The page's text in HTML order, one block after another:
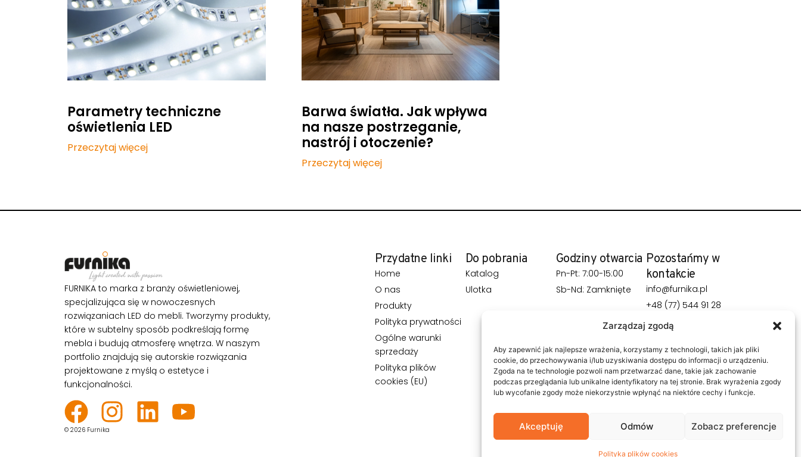
Zarządzaj zgodą
Aby zapewnić jak najlepsze wrażenia, korzystamy z technologii, takich jak pliki
cookie, do przechowywania i/lub uzyskiwania dostępu do informacji o urządzeniu.
Zgoda na te technologie pozwoli nam przetwarzać dane, takie jak zachowanie
podczas przeglądania lub unikalne identyfikatory na tej stronie. Brak wyrażenia zgody
lub wycofanie zgody może niekorzystnie wpłynąć na niektóre cechy i funkcje.
Akceptuję Odmów Zobacz preferencje
Polityka plików cookies
Parametry techniczne
oświetlenia LED
Przeczytaj więcej
Barwa światła. Jak wpływa
na nasze postrzeganie,
nastrój i otoczenie?
Przeczytaj więcej
FURNIKA to marka z branży oświetleniowej,
specjalizująca się w nowoczesnych
rozwiązaniach LED do mebli. Tworzymy produkty,
które w subtelny sposób podkreślają formę
mebla i budują atmosferę wnętrza. W naszym
portfolio znajdują się autorskie rozwiązania
projektowane z myślą o estetyce i
funkcjonalności.
© 2026 Furnika
Przydatne linki
Home
O nas
Produkty
Polityka prywatności
Ogólne warunki
sprzedaży
Polityka plików
cookies (EU)
Do pobrania
Katalog
Ulotka
Godziny otwarcia
Pn-Pt: 7:00-15:00
Sb-Nd: Zamknięte
Pozostańmy w
kontakcie
info@furnika.pl
+48 (77) 544 91 28